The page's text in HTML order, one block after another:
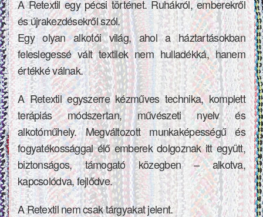
A Retextil egy pécsi történet. Ruhákról, emberekről
és újrakezdésekről szól.
Egy olyan alkotói világ, ahol a háztartásokban
feleslegessé vált textilek nem hulladékká, hanem
értékké válnak.
A Retextil egyszerre kézműves technika, komplett
terápiás módszertan, művészeti nyelv és
alkotóműhely. Megváltozott munkaképességű és
fogyatékossággal élő emberek dolgoznak itt együtt,
biztonságos, támogató közegben – alkotva,
kapcsolódva, fejlődve.
A Retextil nem csak tárgyakat jelent.